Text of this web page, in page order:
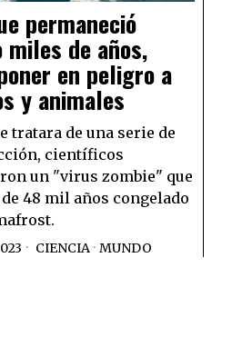
permaneció
miles de años,
en peligro a
y animales
tratara de una serie de
científicos
un "virus zombie" que
48 mil años congelado
CIENCIA · MUNDO